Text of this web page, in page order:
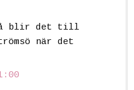
blir det till
när det